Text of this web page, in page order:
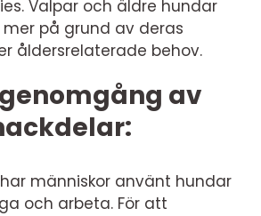
Valpar och äldre hundar
på grund av deras
åldersrelaterade behov.
av
människor använt hundar
och arbeta. För att